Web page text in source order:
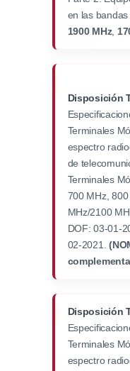
en las bandas
1900 MHz,
Disposición
Terminales
espectro
de
Terminales
700 MHz,
MHz/2100
DOF: 03-01-
02-2021.
Disposición
Terminales
espectro